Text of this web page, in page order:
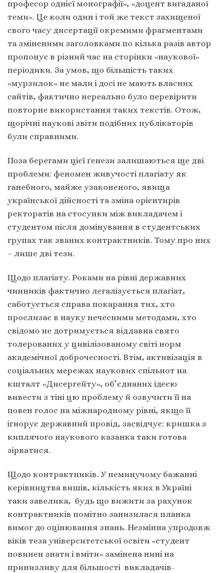
професор однієї монографії», «доцент вигаданої
теми». Це коли один і той же текст захищеної
свого часу дисертації окремими фрагментами
та зміненими заголовками по кілька разів автор
пропонує в різний час на сторінки «наукової»
періодики. За умов, що більшість таких
«мурзилок» не мали і досі не мають власних
сайтів, фактично нереально було перевірити
повторне використання таких текстів. Отож,
щорічні наукові звіти подібних публікаторів
були справними.
Поза берегами цієї ґенези залишаються ще дві
проблеми: феномен живучості плагіату як
ганебного, майже узаконеного, явища
української дійсності та зміна орієнтирів
ректоратів на стосунки між викладачем і
студентом після домінування в студентських
групах так званих контрактників. Тому про них
– лише дві тези.
Щодо плагіату. Роками на рівні державних
чинників фактично легалізується плагіат,
саботується справа покарання тих, хто
прослизає в науку нечесними методами, хто
свідомо не дотримується віддавна свято
толерованих у цивілізованому світі норм
академічної доброчесності. Втім, активізація в
соціальних мережах наукових спільнот на
кшталт «Дисергейту», об’єднаних ідеєю
вивести з тіні цю проблему й озвучити її на
повен голос на міжнародному рівні, якщо її
ігнорує державний провід, засвідчує: кришка з
киплячого наукового казанка таки готова
зірватися.
Щодо контрактників. У неминучому бажанні
керівництва вишів, кількість яких в Україні
таки завелика, будь що вижити за рахунок
контрактників помітно занизилася планка
вимог до оцінювання знань. Незмінна упродовж
віків теза університетської освіти «студент
повинен знати і вміти» замінена нині на
принизливу для більшості викладачів-